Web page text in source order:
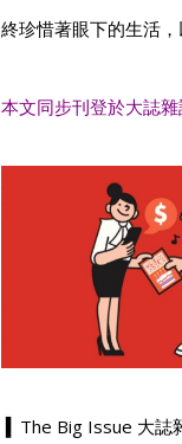
終珍惜著眼下的生活，
本文同步刊登於大誌
▍The Big Issue 大誌